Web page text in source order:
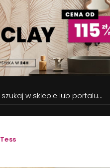
szukaj w sklepie lub portalu...
Tess